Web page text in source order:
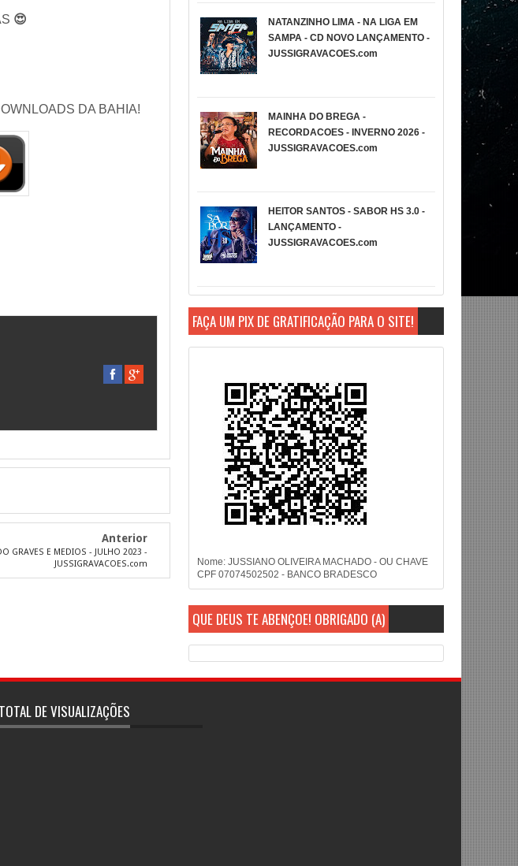
😍
DA BAHIA!
Anterior
GRAVES E MEDIOS - JULHO 2023 -
JUSSIGRAVACOES.com
NATANZINHO LIMA - NA LIGA EM
SAMPA - CD NOVO LANÇAMENTO -
JUSSIGRAVACOES.com
MAINHA DO BREGA -
RECORDACOES - INVERNO 2026 -
JUSSIGRAVACOES.com
HEITOR SANTOS - SABOR HS 3.0 -
LANÇAMENTO -
JUSSIGRAVACOES.com
FAÇA UM PIX DE GRATIFICAÇÃO PARA O SITE!
Nome: JUSSIANO OLIVEIRA MACHADO - OU CHAVE
CPF 07074502502 - BANCO BRADESCO
QUE DEUS TE ABENÇOE! OBRIGADO (A)
TOTAL DE VISUALIZAÇÕES